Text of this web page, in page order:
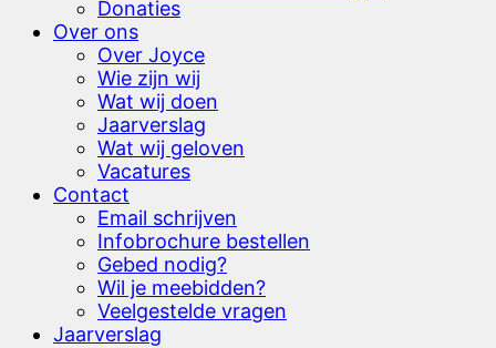
Donaties
Over ons
Over Joyce
Wie zijn wij
Wat wij doen
Jaarverslag
Wat wij geloven
Vacatures
Contact
Email schrijven
Infobrochure bestellen
Gebed nodig?
Wil je meebidden?
Veelgestelde vragen
Jaarverslag